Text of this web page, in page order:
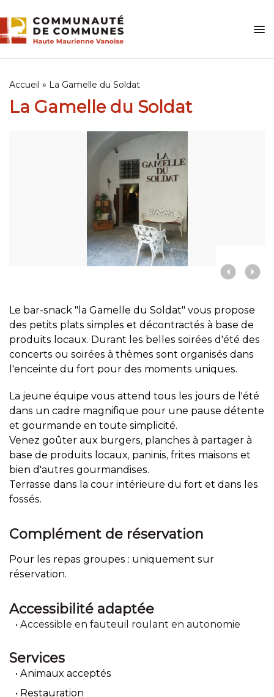
to
content
Accueil » La Gamelle du Soldat
La Gamelle du Soldat
Le bar-snack "la Gamelle du Soldat" vous propose
des petits plats simples et décontractés à base de
produits locaux. Durant les belles soirées d'été des
concerts ou soirées à thèmes sont organisés dans
l'enceinte du fort pour des moments uniques.
La jeune équipe vous attend tous les jours de l'été
dans un cadre magnifique pour une pause détente
et gourmande en toute simplicité.
Venez goûter aux burgers, planches à partager à
base de produits locaux, paninis, frites maisons et
bien d'autres gourmandises.
Terrasse dans la cour intérieure du fort et dans les
fossés.
Complément de réservation
Pour les repas groupes : uniquement sur
réservation.
Accessibilité adaptée
Accessible en fauteuil roulant en autonomie
Services
Animaux acceptés
Restauration